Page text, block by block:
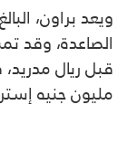
الصاعدة، وقد
مليون جنيه